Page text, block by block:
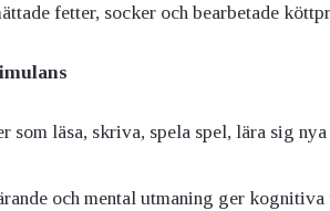
fetter, socker och bearbetade
som läsa, skriva, spela spel, lära sig
och mental utmaning ger